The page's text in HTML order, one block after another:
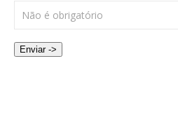
Enviar ->